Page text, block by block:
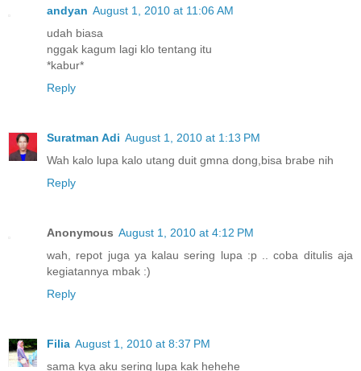
andyan August 1, 2010 at 11:06 AM
udah biasa
nggak kagum lagi klo tentang itu
*kabur*
Reply
Suratman Adi August 1, 2010 at 1:13 PM
Wah kalo lupa kalo utang duit gmna dong,bisa brabe nih
Reply
Anonymous August 1, 2010 at 4:12 PM
wah, repot juga ya kalau sering lupa :p .. coba ditulis aja
kegiatannya mbak :)
Reply
Filia August 1, 2010 at 8:37 PM
sama kya aku sering lupa kak hehehe